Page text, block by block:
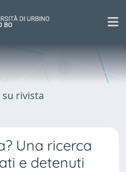
rivista
Una ricerca
e detenuti